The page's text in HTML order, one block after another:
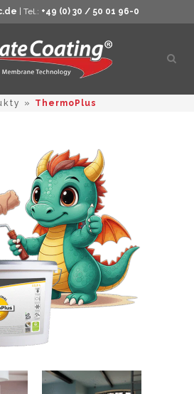
| Tel.: +49 (0) 30 / 50 01 96-0
» ThermoPlus